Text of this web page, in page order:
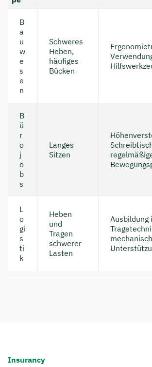
B
a
u
w
e
s
e
n
Schweres
Heben,
häufiges
Bücken
B
ü
r
o
j
o
b
s
Langes
Sitzen
L
o
gi
s
ti
k
Heben
und
Tragen
schwerer
Lasten
Ausbildung
Insurancy